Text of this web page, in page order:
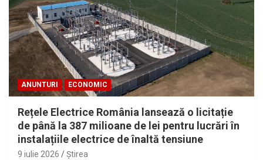
ANUNTURI ECONOMIC
Rețele Electrice România lansează o licitație
de până la 387 milioane de lei pentru lucrări în
instalațiile electrice de înaltă tensiune
9 iulie 2026 Ştirea